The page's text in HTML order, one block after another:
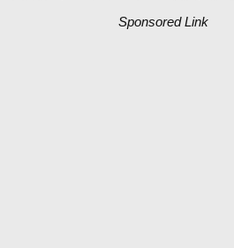
Sponsored Link